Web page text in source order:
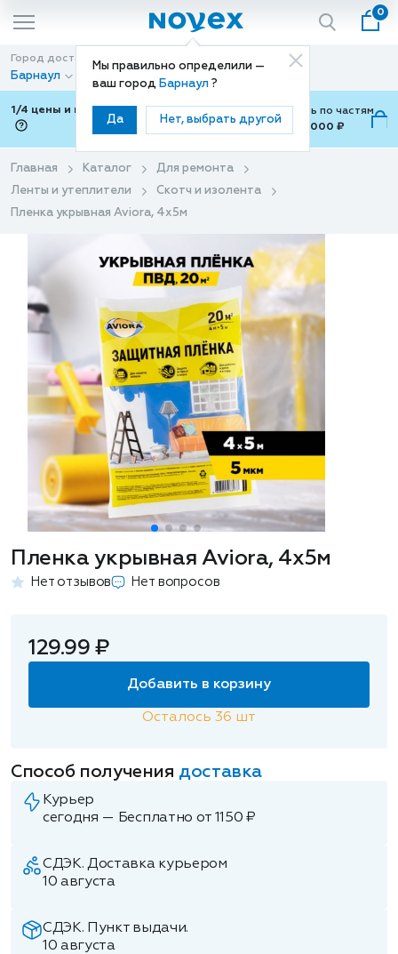
Мы правильно определили —
ваш город Барнаул ?
Да Нет, выбрать другой
0
Город доставки
Барнаул
Способ доставки
Доставка
1/4 цены и покупки ваши с Подели
Можно оплатить по частям
от 700 ₽ до 15,000 ₽
Главная Каталог
Для ремонта
Ленты и утеплители
Скотч и изолента
Пленка укрывная Aviora, 4х5м
Пленка укрывная Aviora, 4х5м
Нет отзывов Нет вопросов
129.99 ₽
Добавить в корзину
Осталось36 шт
Способ получения доставка
Курьер
сегодня — Бесплатно от 1150 ₽
СДЭК. Доставка курьером
10 августа
СДЭК. Пункт выдачи.
10 августа